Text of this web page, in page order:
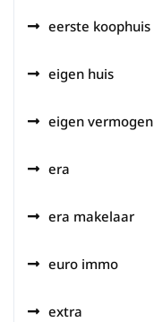
eerste koophuis
eigen huis
eigen vermogen
era
era makelaar
euro immo
extra